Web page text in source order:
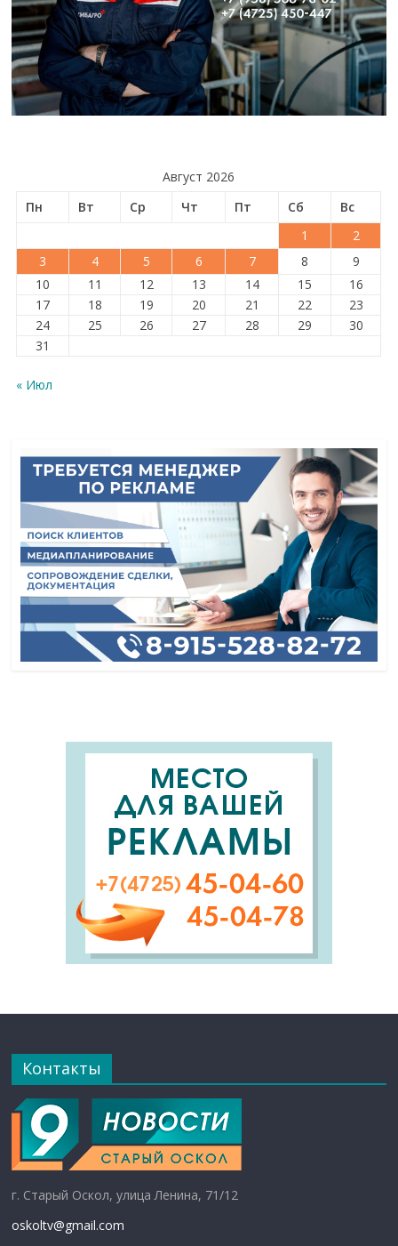
Август 2026
Пн
Вт Ср Чт Пт Сб
Вс
1
2
3
4 5 6 7 8
9
10
11 12 13 14 15
16
17
18 19 20 21 22
23
24
25 26 27 28 29
30
31
« Июл
Контакты
г. Старый Оскол, улица Ленина, 71/12
oskoltv@gmail.com